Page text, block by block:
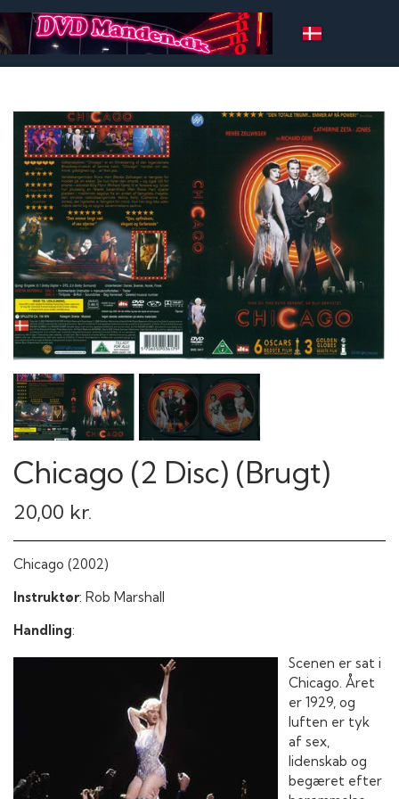
Chicago (2 Disc) (Brugt)
20,00 kr.
Chicago (2002)
Instruktør: Rob Marshall
Handling:
Scenen er sat i
Chicago. Året
er 1929, og
luften er tyk
af sex,
lidenskab og
begæret efter